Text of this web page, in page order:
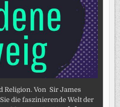
Religion. Von Sir James
die faszinierende Welt der